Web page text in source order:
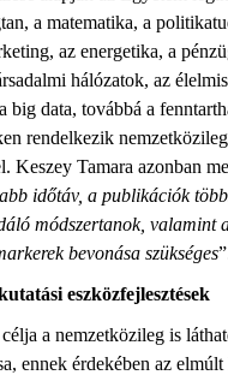
a matematika, a
az energetika, a
hálózatok, az
big data, továbbá a
rendelkezik
Keszey Tamara azonban
időtáv, a publikációk
módszertanok, valamint
bevonása szükséges
eszközfejlesztések
a nemzetközileg is
ennek érdekében az